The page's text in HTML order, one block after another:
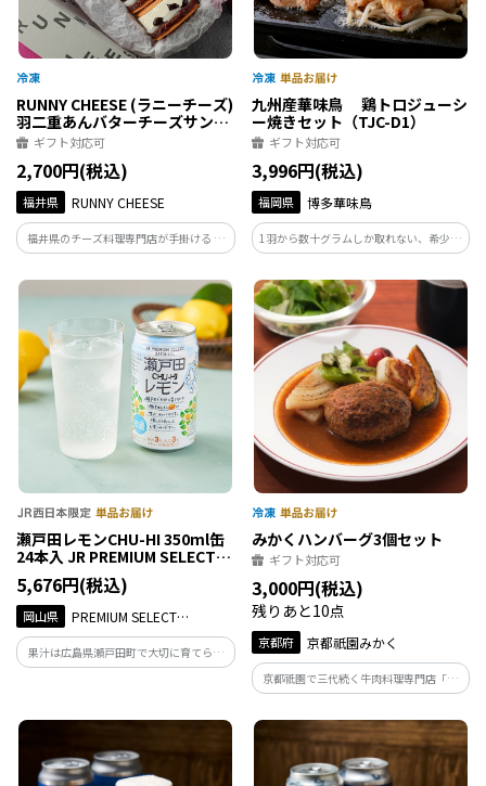
RUNNY CHEESE (ラニーチーズ)
羽二重あんバターチーズサンド
5個入ギフト対応可
2,700円(税込)
福井県 RUNNY CHEESE
福井県のチーズ料理専門店が手掛ける 福
井銘菓「羽二重餅」がはいったバターチ
ーズサンド。大粒の大納言小豆が入っ
て、味も見た目も大満足、濃厚なバター
クリームを心ゆくまでご堪能ください。
九州産華味鳥 鶏トロジューシ
ー焼きセット（TJC-D1）
ギフト対応可
3,996円(税込)
福岡県 博多華味鳥
1羽から数十グラムしか取れない、希少部
位である“肩小肉（手羽小間肉）”を使
用。モモ肉のようにジューシーで、タレ
との相性がよく、ごはんとの相性抜群で
す。お箸が止まりません。
瀬戸田レモンCHU-HI 350ml缶
24本入 JR PREMIUM SELECT
SETOUCHI
5,676円(税込)
岡山県
PREMIUM SELECT
SETOUCHI
果汁は広島県瀬戸田町で大切に育てられ
た瀬戸田レモンのみで作ったチューハイ
みかくハンバーグ3個セット
ギフト対応可
3,000円(税込)
残りあと10点
京都府 京都祇園みかく
京都祇園で三代続く牛肉料理専門店「み
かく」が厳選した雌の和牛のみを使用。
自家製デミグラスソースで煮込みハンバ
ーグに仕上げました。